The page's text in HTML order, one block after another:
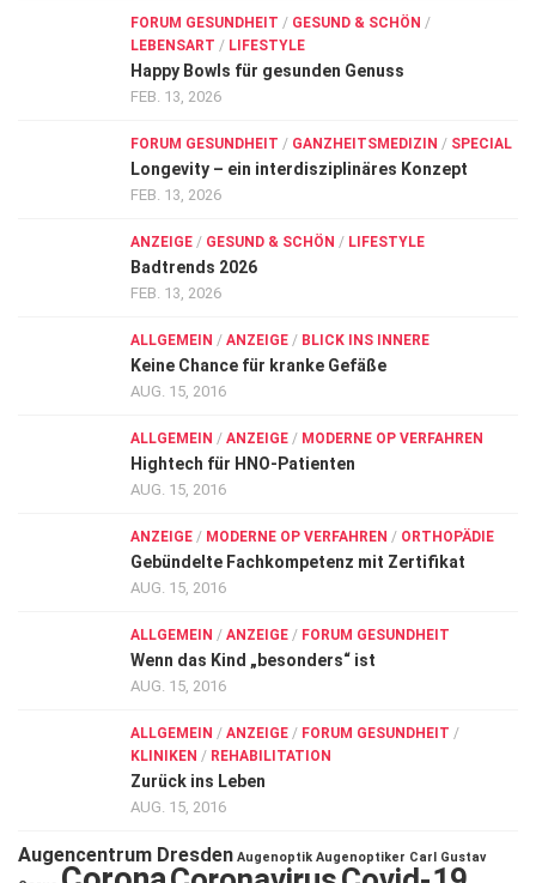
FORUM GESUNDHEIT / GESUND & SCHÖN /
LEBENSART / LIFESTYLE
Happy Bowls für gesunden Genuss
FEB. 13, 2026
FORUM GESUNDHEIT / GANZHEITSMEDIZIN / SPECIAL
Longevity – ein interdisziplinäres Konzept
FEB. 13, 2026
ANZEIGE / GESUND & SCHÖN / LIFESTYLE
Badtrends 2026
FEB. 13, 2026
ALLGEMEIN / ANZEIGE / BLICK INS INNERE
Keine Chance für kranke Gefäße
AUG. 15, 2016
ALLGEMEIN / ANZEIGE / MODERNE OP VERFAHREN
Hightech für HNO-Patienten
AUG. 15, 2016
ANZEIGE / MODERNE OP VERFAHREN / ORTHOPÄDIE
Gebündelte Fachkompetenz mit Zertifikat
AUG. 15, 2016
ALLGEMEIN / ANZEIGE / FORUM GESUNDHEIT
Wenn das Kind „besonders“ ist
AUG. 15, 2016
ALLGEMEIN / ANZEIGE / FORUM GESUNDHEIT /
KLINIKEN / REHABILITATION
Zurück ins Leben
AUG. 15, 2016
Augencentrum Dresden Augenoptik Augenoptiker Carl Gustav